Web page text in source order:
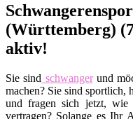
(Württemberg)
aktiv!
Sie sind schwangerund
machen? Sie sind sportlich,
und fragen sich jetzt, wie
vertragen? Solange es Ihr